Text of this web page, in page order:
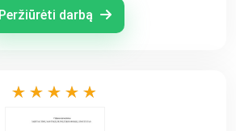
Peržiūrėti darbą